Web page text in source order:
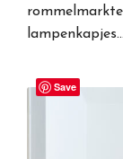
lampenkapjes…
Save